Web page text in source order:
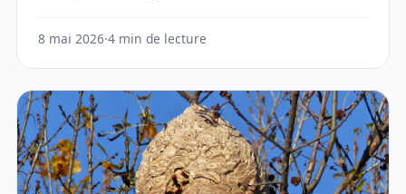
8 mai 2026·4 min de lecture